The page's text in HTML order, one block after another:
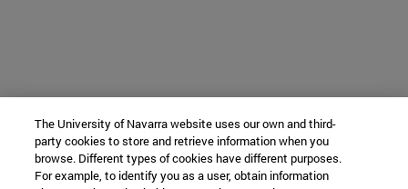
The University of Navarra website uses our own and third-
party cookies to store and retrieve information when you
browse. Different types of cookies have different purposes.
For example, to identify you as a user, obtain information